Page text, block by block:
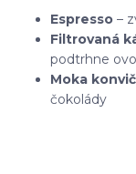
Espresso –
Filtrovaná
podtrhne
Moka
čokolády